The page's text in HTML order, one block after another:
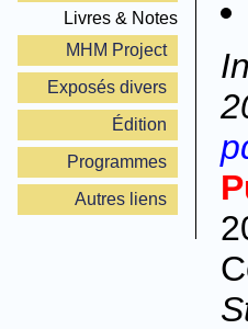
Livres & Notes
MHM Project
Exposés divers
Édition
Programmes
Autres liens